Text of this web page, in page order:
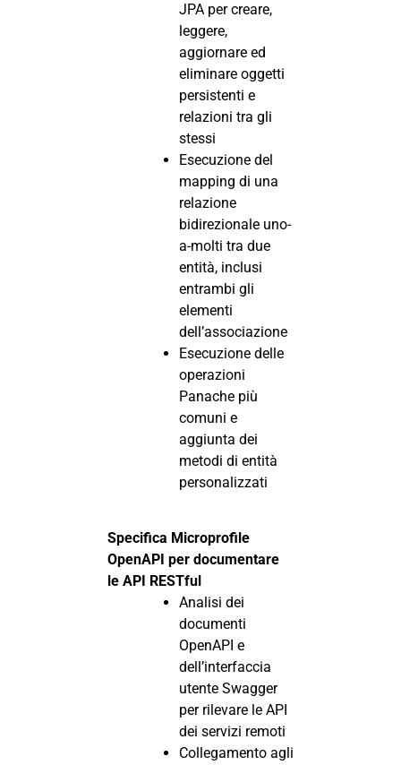
JPA per creare,
leggere,
aggiornare ed
eliminare oggetti
persistenti e
relazioni tra gli
stessi
Esecuzione del
mapping di una
relazione
bidirezionale uno-
a-molti tra due
entità, inclusi
entrambi gli
elementi
dell’associazione
Esecuzione delle
operazioni
Panache più
comuni e
aggiunta dei
metodi di entità
personalizzati
Specifica Microprofile
OpenAPI per documentare
le API RESTful
Analisi dei
documenti
OpenAPI e
dell’interfaccia
utente Swagger
per rilevare le API
dei servizi remoti
Collegamento agli